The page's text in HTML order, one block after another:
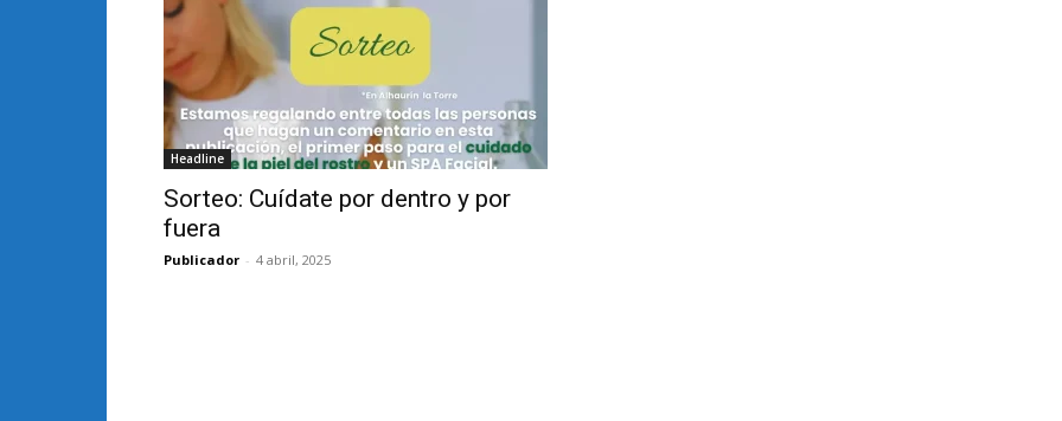
Headline
Sorteo: Cuídate por dentro y por
fuera
Publicador - 4 abril, 2025